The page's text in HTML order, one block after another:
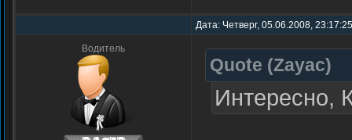
Дата: Четверг, 05.06.2008,
Водитель
Quote (Zayac)
Интересно,